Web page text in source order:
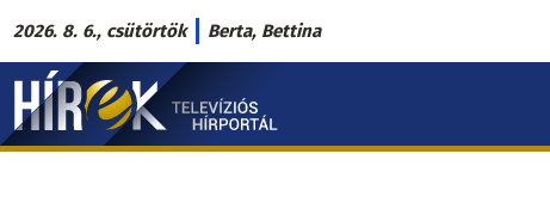
Ugrás
a
tartalomra
2026. 8. 6., csütörtök Berta, Bettina
Hírek.sk
fő